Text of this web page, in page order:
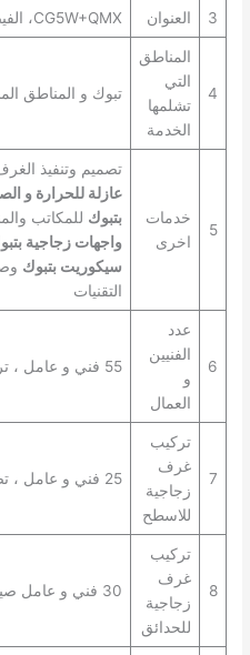
3 العنوان CG5W+QMX، الفيصلية الشمالية، تبوك 47913
4
المناطق
التي
تشلمها
الخدمة
تبوك و المناطق
5
خدمات
اخرى
تصميم وتنفيذ
عازلة للحرارة و
بتبوك للمكاتب
واجهات زجاجية
سيكوريت بتبوك
التقنيات
6
عدد
الفنيين
و
العمال
55 فني و عامل ، تركيب غرف زجاجية بتبوك
7
تركيب
غرف
زجاجية
للاسطح
25 فني و عامل ، تصميم و بناء غرف زجاجية
8
تركيب
غرف
زجاجية
للحدائق
30 فني و عامل صيانة و اصلاح الغرف الزجاجية